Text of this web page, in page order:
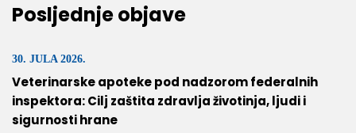
Posljednje objave
30. JULA 2026.
Veterinarske apoteke pod nadzorom federalnih
inspektora: Cilj zaštita zdravlja životinja, ljudi i
sigurnosti hrane